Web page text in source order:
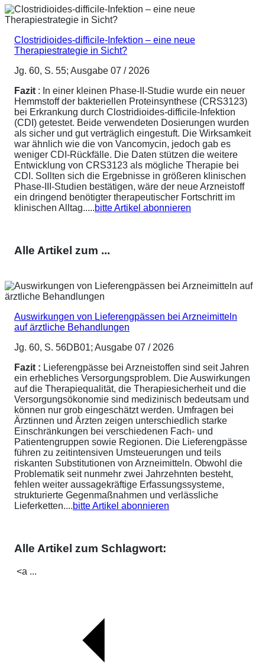
Clostridioides-difficile-Infektion – eine neue
Therapiestrategie in Sicht?
Jg. 60, S. 55; Ausgabe 07 / 2026
Fazit : In einer kleinen Phase-II-Studie wurde ein neuer
Hemmstoff der bakteriellen Proteinsynthese (CRS3123)
bei Erkrankung durch Clostridioides-difficile-Infektion
(CDI) getestet. Beide verwendeten Dosierungen wurden
als sicher und gut verträglich eingestuft. Die Wirksamkeit
war ähnlich wie die von Vancomycin, jedoch gab es
weniger CDI-Rückfälle. Die Daten stützen die weitere
Entwicklung von CRS3123 als mögliche Therapie bei
CDI. Sollten sich die Ergebnisse in größeren klinischen
Phase-III-Studien bestätigen, wäre der neue Arzneistoff
ein dringend benötigter therapeutischer Fortschritt im
klinischen Alltag.....bitte Artikel abonnieren
Alle Artikel zum ...
Auswirkungen von Lieferengpässen bei Arzneimitteln
auf ärztliche Behandlungen
Jg. 60, S. 56DB01; Ausgabe 07 / 2026
Fazit : Lieferengpässe bei Arzneistoffen sind seit Jahren
ein erhebliches Versorgungsproblem. Die Auswirkungen
auf die Therapiequalität, die Therapiesicherheit und die
Versorgungsökonomie sind medizinisch bedeutsam und
können nur grob eingeschätzt werden. Umfragen bei
Ärztinnen und Ärzten zeigen unterschiedlich starke
Einschränkungen bei verschiedenen Fach- und
Patientengruppen sowie Regionen. Die Lieferengpässe
führen zu zeitintensiven Umsteuerungen und teils
riskanten Substitutionen von Arzneimitteln. Obwohl die
Problematik seit nunmehr zwei Jahrzehnten besteht,
fehlen weiter aussagekräftige Erfassungssysteme,
strukturierte Gegenmaßnahmen und verlässliche
Lieferketten....bitte Artikel abonnieren
Alle Artikel zum Schlagwort:
<a ...